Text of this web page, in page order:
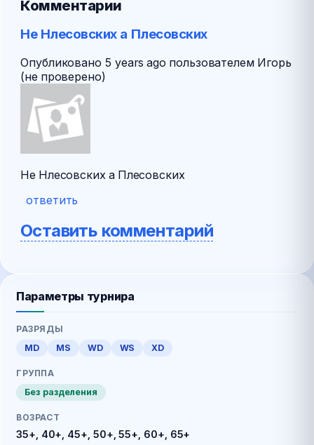
Комментарии
Не Нлесовских а Плесовских
Опубликовано 5 years ago пользователем Игорь
(не проверено)
Не Нлесовских а Плесовских
ответить
Оставить комментарий
Параметры турнира
РАЗРЯДЫ
MD
MS WD WS XD
ГРУППА
Без разделения
ВОЗРАСТ
35+, 40+, 45+, 50+, 55+, 60+, 65+